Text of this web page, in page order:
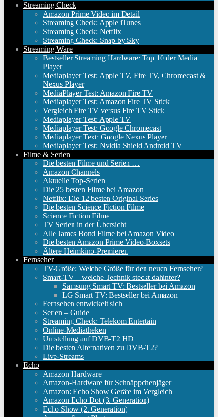
Streaming Check
Amazon Prime Video im Detail
Streaming Check: Apple iTunes
Streaming Check: Netflix
Streaming Check: Snap by Sky
Streaming Ware
Bestseller Streaming Hardware: Top 10 der Media
Player
Mediaplayer Test: Apple TV, Fire TV, Chromecast &
Nexus Player
MediaPlayer Test: Amazon Fire TV
Mediaplayer Test: Amazon Fire TV Stick
Vergleich Fire TV versus Fire TV Stick
Mediaplayer Test: Apple TV
Mediaplayer Test: Google Chromecast
Mediaplayer Text: Google Nexus Player
Mediaplayer Test: Nvidia Shield Android TV
Filme & Serien
Die besten Filme und Serien …
Amazon Channels
Aktuelle Top-Serien
Die 25 besten Filme bei Amazon
Netflix: Die 12 besten Original Series
Die besten Science Fiction Filme
Science Fiction Filme
TV Serien in der Übersicht
Alle James Bond Filme bei Amazon Video
Die besten Amazon Prime Video-Boxsets
Ältere Heimkino-Premieren
Fernsehen
TV-Größe: Welche Größe für den neuen Fernseher?
Smart-TV – welche Technik steckt dahinter?
Samsung Smart TV: Bestseller bei Amazon
LG Smart TV: Bestseller bei Amazon
Fernsehen entwickelt sich
Serien – Guide
Streaming Check: Telekom Entertain
Online-Mediatheken
Umstellung auf DVB-T2 HD
Die besten Alternativen zu DVB-T2?
Live-Streams
Echo
Amazon Hardware
Amazon-Hardware für Schnäppchenjäger
Amazon: Echo Show Geräte im Vergleich
Amazon Echo Dot (3. Generation)
Echo Show (2. Generation)